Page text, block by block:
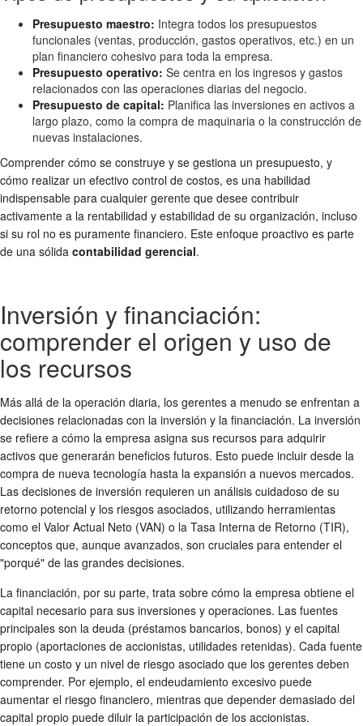
Presupuesto maestro: Integra todos los presupuestos
funcionales (ventas, producción, gastos operativos, etc.) en un
plan financiero cohesivo para toda la empresa.
Presupuesto operativo: Se centra en los ingresos y gastos
relacionados con las operaciones diarias del negocio.
Presupuesto de capital: Planifica las inversiones en activos a
largo plazo, como la compra de maquinaria o la construcción de
nuevas instalaciones.
Comprender cómo se construye y se gestiona un presupuesto, y
cómo realizar un efectivo control de costos, es una habilidad
indispensable para cualquier gerente que desee contribuir
activamente a la rentabilidad y estabilidad de su organización, incluso
si su rol no es puramente financiero. Este enfoque proactivo es parte
de una sólida contabilidad gerencial.
Inversión y financiación:
comprender el origen y uso de
los recursos
Más allá de la operación diaria, los gerentes a menudo se enfrentan a
decisiones relacionadas con la inversión y la financiación. La inversión
se refiere a cómo la empresa asigna sus recursos para adquirir
activos que generarán beneficios futuros. Esto puede incluir desde la
compra de nueva tecnología hasta la expansión a nuevos mercados.
Las decisiones de inversión requieren un análisis cuidadoso de su
retorno potencial y los riesgos asociados, utilizando herramientas
como el Valor Actual Neto (VAN) o la Tasa Interna de Retorno (TIR),
conceptos que, aunque avanzados, son cruciales para entender el
"porqué" de las grandes decisiones.
La financiación, por su parte, trata sobre cómo la empresa obtiene el
capital necesario para sus inversiones y operaciones. Las fuentes
principales son la deuda (préstamos bancarios, bonos) y el capital
propio (aportaciones de accionistas, utilidades retenidas). Cada fuente
tiene un costo y un nivel de riesgo asociado que los gerentes deben
comprender. Por ejemplo, el endeudamiento excesivo puede
aumentar el riesgo financiero, mientras que depender demasiado del
capital propio puede diluir la participación de los accionistas.